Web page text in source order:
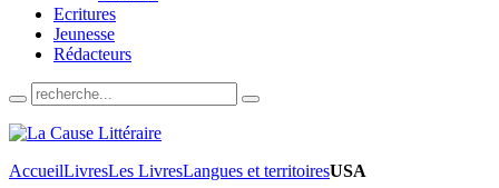
Ecritures
Jeunesse
Rédacteurs
AccueilLivresLes LivresLangues et territoiresUSA